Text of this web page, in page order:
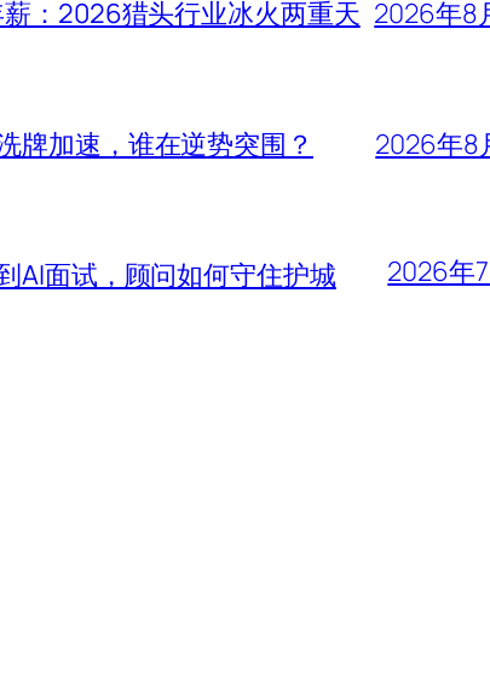
：2026猎头行业冰火两重天 2026年8
牌加速，谁在逆势突围？ 2026年8
AI面试，顾问如何守住护城
2026年